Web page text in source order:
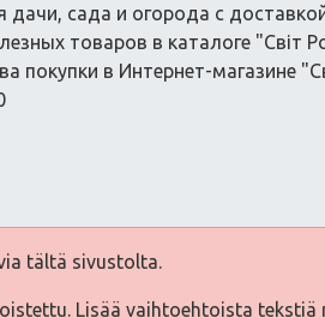
дачи, сада и огорода с
товаров в каталоге "Світ
покупки в Интернет-магазине
tältä sivustolta.
Lisää vaihtoehtoista tekstiä